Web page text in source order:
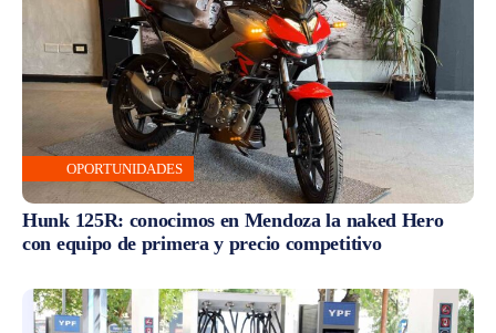
OPORTUNIDADES
Hunk 125R: conocimos en Mendoza la naked Hero
con equipo de primera y precio competitivo